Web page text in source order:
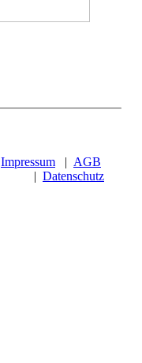
Impressum | AGB
| Datenschutz